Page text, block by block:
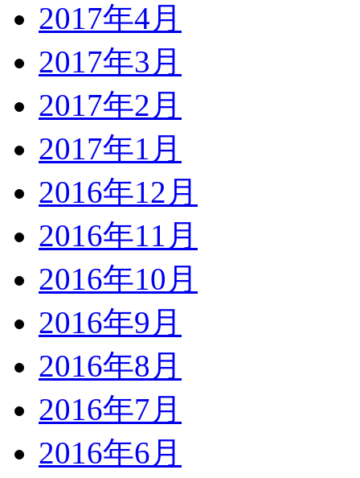
2017年4月
2017年3月
2017年2月
2017年1月
2016年12月
2016年11月
2016年10月
2016年9月
2016年8月
2016年7月
2016年6月